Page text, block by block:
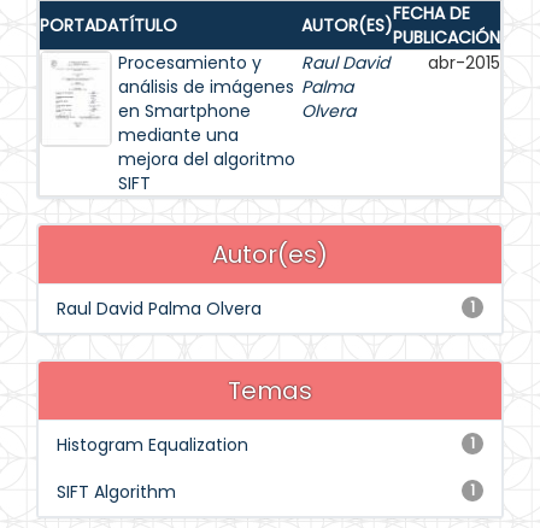
PORTADATÍTULO AUTOR(ES)FECHA DE
PUBLICACIÓN
Procesamiento y
análisis de imágenes
en Smartphone
mediante una
mejora del algoritmo
SIFT
Raul David
Palma
Olvera
abr-2015
Autor(es)
1
Raul David Palma Olvera
Temas
1
Histogram Equalization
1
SIFT Algorithm